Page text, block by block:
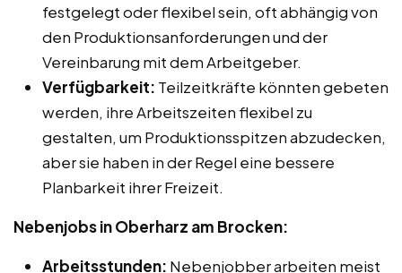
festgelegt oder flexibel sein, oft abhängig von
den Produktionsanforderungen und der
Vereinbarung mit dem Arbeitgeber.
Verfügbarkeit: Teilzeitkräfte könnten gebeten
werden, ihre Arbeitszeiten flexibel zu
gestalten, um Produktionsspitzen abzudecken,
aber sie haben in der Regel eine bessere
Planbarkeit ihrer Freizeit.
Nebenjobs in Oberharz am Brocken:
Arbeitsstunden: Nebenjobber arbeiten meist